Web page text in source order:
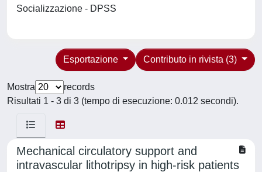
Socializzazione - DPSS
Contributo in rivista (3)
Esportazione
Mostra
records
Risultati 1 - 3 di 3 (tempo di esecuzione: 0.012 secondi).
Mechanical circulatory support and
intravascular lithotripsy in high-risk patients